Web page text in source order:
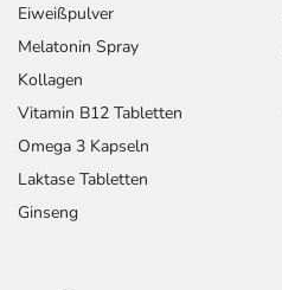
Eiweißpulver
Melatonin Spray
Kollagen
Vitamin B12 Tabletten
Omega 3 Kapseln
Laktase Tabletten
Ginseng